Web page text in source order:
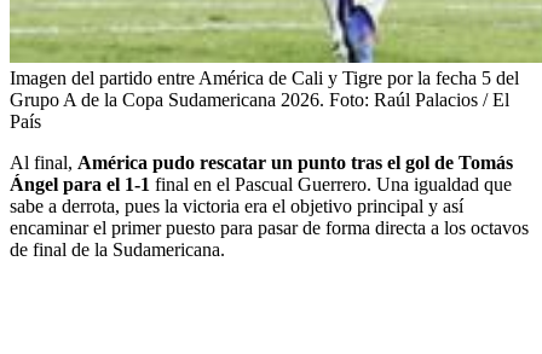
Imagen del partido entre América de Cali y Tigre por la fecha 5 del
Grupo A de la Copa Sudamericana 2026. Foto: Raúl Palacios / El
País
Al final, América pudo rescatar un punto tras el gol de Tomás
Ángel para el 1-1 final en el Pascual Guerrero. Una igualdad que
sabe a derrota, pues la victoria era el objetivo principal y así
encaminar el primer puesto para pasar de forma directa a los octavos
de final de la Sudamericana.